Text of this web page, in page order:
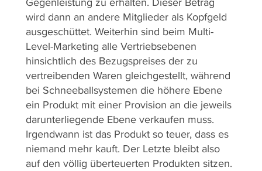
wird dann an andere Mitglieder als Kopfgeld
ausgeschüttet. Weiterhin sind beim Multi-
Level-Marketing alle Vertriebsebenen
hinsichtlich des Bezugspreises der zu
vertreibenden Waren gleichgestellt, während
bei Schneeballsystemen die höhere Ebene
ein Produkt mit einer Provision an die jeweils
darunterliegende Ebene verkaufen muss.
Irgendwann ist das Produkt so teuer, dass es
niemand mehr kauft. Der Letzte bleibt also
auf den völlig überteuerten Produkten sitzen.